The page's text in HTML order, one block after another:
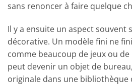
sans renoncer à faire quelque
Il y a ensuite un aspect souvent
décorative. Un modèle fini ne
comme beaucoup de jeux ou
peut devenir un objet de
originale dans une bibliothèque